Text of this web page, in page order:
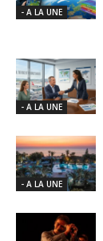
- A LA UNE
- A LA UNE
- A LA UNE